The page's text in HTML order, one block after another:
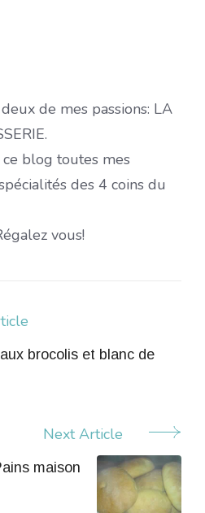
de mes passions: LA
blog toutes mes
des 4 coins du
vous!
brocolis et blanc de
Next Article
maison